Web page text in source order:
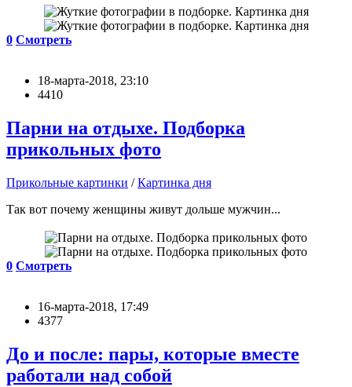
0 Смотреть
18-марта-2018, 23:10
4410
Парни на отдыхе. Подборка
прикольных фото
Прикольные картинки /Картинка дня
Так вот почему женщины живут дольше мужчин...
0 Смотреть
16-марта-2018, 17:49
4377
До и после: пары, которые вместе
работали над собой